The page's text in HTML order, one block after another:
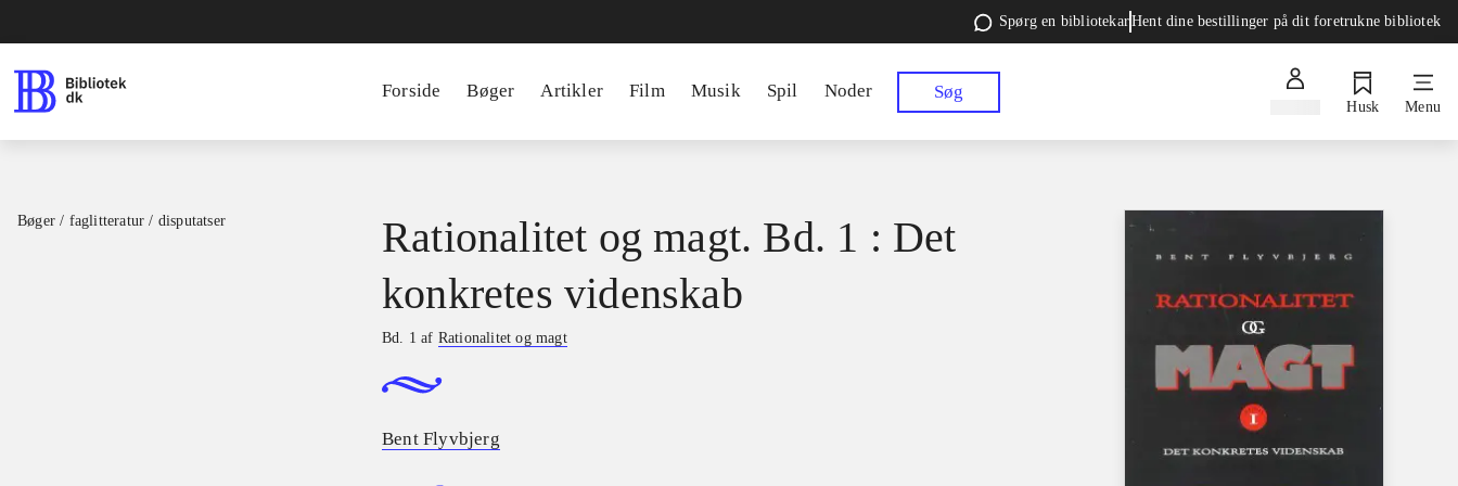
Spørg en bibliotekarHent dine bestillinger på dit foretrukne bibliotek
Forside Bøger Artikler Film Musik Spil Noder Søg
Husk Menu
Bøger / faglitteratur / disputatser
Rationalitet og magt. Bd. 1 : Det
konkretes videnskab
Bd. 1 af Rationalitet og magt
Bent Flyvbjerg